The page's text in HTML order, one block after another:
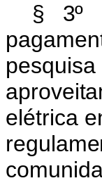
§ 3º
elétrica